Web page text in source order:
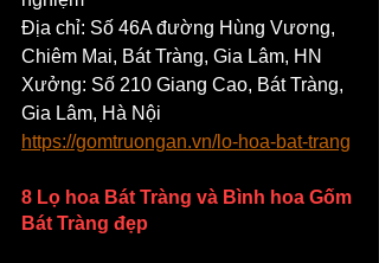
Địa chỉ: Số 46A đường Hùng Vương,
Chiêm Mai, Bát Tràng, Gia Lâm, HN
Xưởng: Số 210 Giang Cao, Bát Tràng,
Gia Lâm, Hà Nội
https://gomtruongan.vn/lo-hoa-bat-trang
8 Lọ hoa Bát Tràng và Bình hoa Gốm
Bát Tràng đẹp